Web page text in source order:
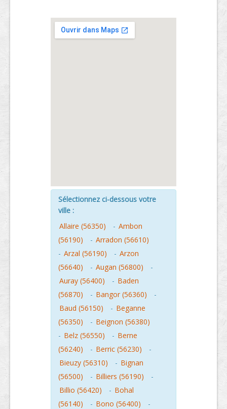
Sélectionnez ci-dessous votre
ville :
Allaire (56350)
- Ambon
(56190)
- Arradon (56610)
- Arzal (56190) - Arzon
(56640)
- Augan (56800)
-
Auray (56400)
- Baden
(56870)
- Bangor (56360)
-
Baud (56150)
- Beganne
(56350)
- Beignon (56380)
- Belz (56550) - Berne
(56240)
- Berric (56230)
-
Bieuzy (56310)
- Bignan
(56500)
- Billiers (56190)
-
Billio (56420)
- Bohal
(56140)
- Bono (56400)
-